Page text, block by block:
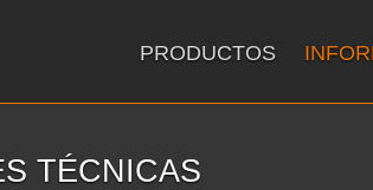
PRODUCTOS
TÉCNICAS